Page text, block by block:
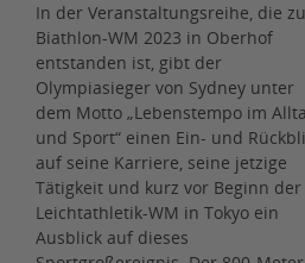
In der Veranstaltungsreihe, die
Biathlon-WM 2023 in Oberhof
entstanden ist, gibt der
Olympiasieger von Sydney unter
dem Motto „Lebenstempo im
und Sport“ einen Ein- und
auf seine Karriere, seine jetzige
Tätigkeit und kurz vor Beginn der
Leichtathletik-WM in Tokyo ein
Ausblick auf dieses